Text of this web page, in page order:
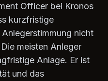
Officer bei Kronos
kurzfristige
nicht
meisten Anleger
Anlage. Er ist
und das